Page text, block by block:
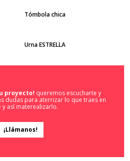
Tómbola chica
Urna ESTRELLA
proyecto! queremos escucharte y
dudas para aterrizar lo que traes en
y así materealizarlo.
¡Llámanos!